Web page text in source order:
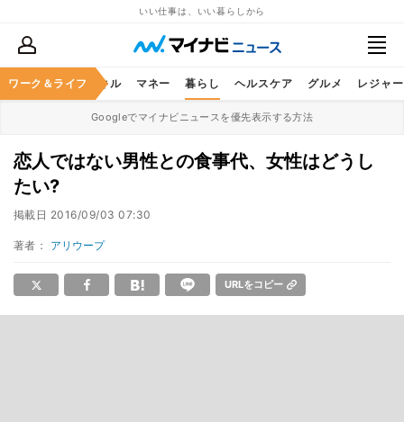
いい仕事は、いい暮らしから
ワーク＆ライフ
ア ビジネススキル マネー 暮らし ヘルスケア グルメ レジャー
Googleでマイナビニュースを優先表示する方法
恋人ではない男性との食事代、女性はどうし
たい?
掲載日 2016/09/03 07:30
著者： アリウープ
URLをコピー